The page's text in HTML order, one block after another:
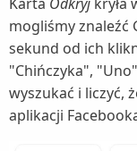
mogliśmy znaleźć
sekund od ich
"Chińczyka",
wyszukać i liczyć,
aplikacji